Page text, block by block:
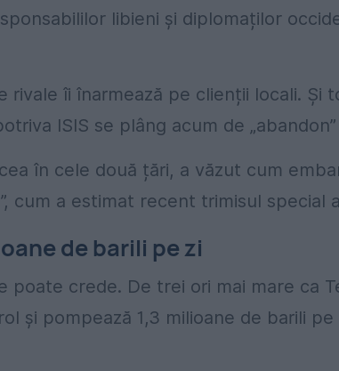
libieni și diplomaților
rivale îi înarmează pe clienții locali. Și
ISIS se plâng acum de „abandon”
în cele două țări, a văzut cum
cum a estimat recent trimisul special
de barili pe zi
poate crede. De trei ori mai mare ca
și pompează 1,3 milioane de barili pe